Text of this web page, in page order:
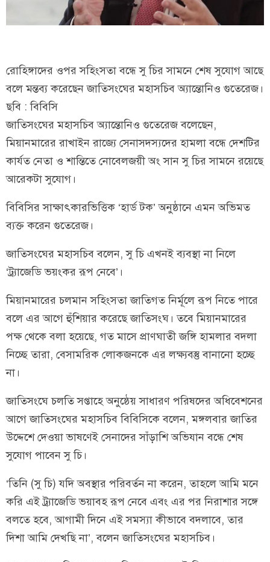
রোহিঙ্গাদের ওপর সহিংসতা বন্ধে সু চির সামনে শেষ সুযোগ আছে
বলে মন্তব্য করেছেন জাতিসংঘের মহাসচিব অ্যান্তোনিও গুতেরেজ।
ছবি : বিবিসি
জাতিসংঘের মহাসচিব অ্যান্তোনিও গুতেরেজ বলেছেন,
মিয়ানমারের রাখাইন রাজ্যে সেনাসদস্যদের হামলা বন্ধে দেশটির
কার্যত নেতা ও শান্তিতে নোবেলজয়ী অং সান সু চির সামনে রয়েছে
আরেকটা সুযোগ।
বিবিসির সাক্ষাৎকারভিত্তিক ‘হার্ড টক’ অনুষ্ঠানে এমন অভিমত
ব্যক্ত করেন গুতেরেজ।
জাতিসংঘের মহাসচিব বলেন, সু চি এখনই ব্যবস্থা না নিলে
‘ট্র্যাজেডি ভয়ংকর রূপ নেবে’।
মিয়ানমারের চলমান সহিংসতা জাতিগত নির্মূলে রূপ নিতে পারে
বলে এর আগে হুঁশিয়ার করেছে জাতিসংঘ। তবে মিয়ানমারের
পক্ষ থেকে বলা হয়েছে, গত মাসে প্রাণঘাতী জঙ্গি হামলার বদলা
নিচ্ছে তারা, বেসামরিক লোকজনকে এর লক্ষ্যবস্তু বানানো হচ্ছে
না।
জাতিসংঘে চলতি সপ্তাহে অনুষ্ঠেয় সাধারণ পরিষদের অধিবেশনের
আগে জাতিসংঘের মহাসচিব বিবিসিকে বলেন, মঙ্গলবার জাতির
উদ্দেশে দেওয়া ভাষণেই সেনাদের সাঁড়াশি অভিযান বন্ধে শেষ
সুযোগ পাবেন সু চি।
‘তিনি (সু চি) যদি অবস্থার পরিবর্তন না করেন, তাহলে আমি মনে
করি এই ট্র্যাজেডি ভয়াবহ রূপ নেবে এবং এর পর নিরাশার সঙ্গে
বলতে হবে, আগামী দিনে এই সমস্যা কীভাবে বদলাবে, তার
দিশা আমি দেখছি না’, বলেন জাতিসংঘের মহাসচিব।